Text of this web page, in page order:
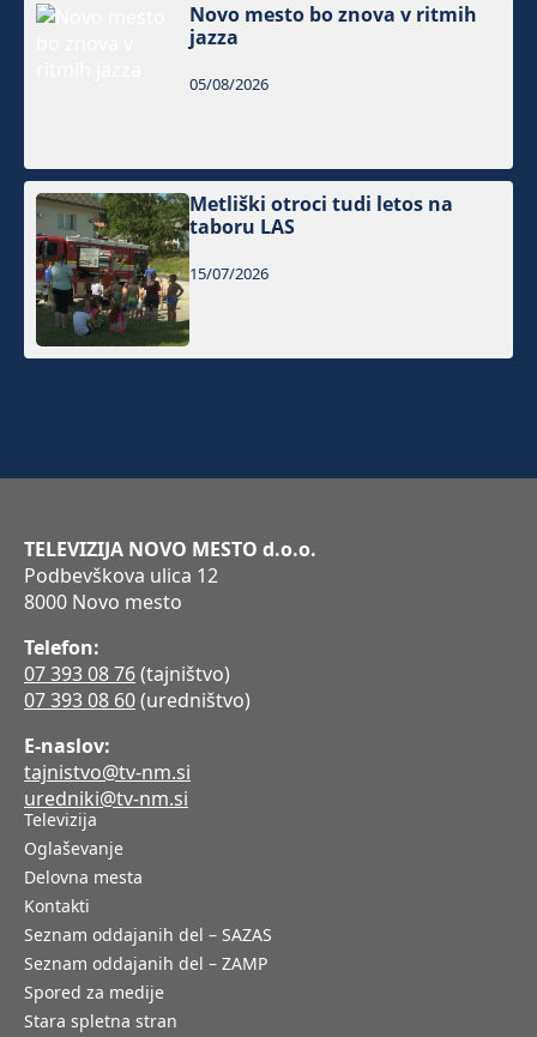
Novo mesto bo znova v ritmih
jazza
05/08/2026
Metliški otroci tudi letos na
taboru LAS
15/07/2026
TELEVIZIJA NOVO MESTO d.o.o.
Podbevškova ulica 12
8000 Novo mesto
Telefon:
07 393 08 76(tajništvo)
07 393 08 60(uredništvo)
E-naslov:
tajnistvo@tv-nm.si
uredniki@tv-nm.si
Televizija
Oglaševanje
Delovna mesta
Kontakti
Seznam oddajanih del – SAZAS
Seznam oddajanih del – ZAMP
Spored za medije
Stara spletna stran